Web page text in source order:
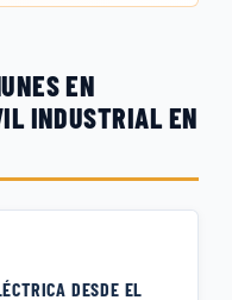
EN
INDUSTRIAL EN
DESDE EL